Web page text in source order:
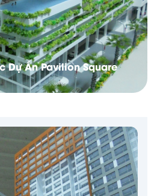
Dự Án Pavilion Square